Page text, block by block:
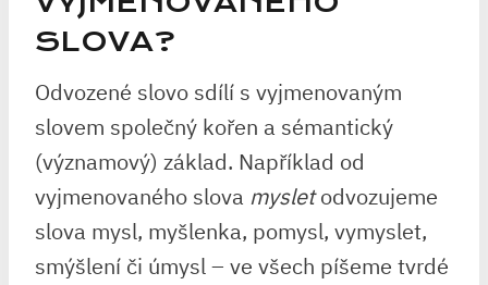
SLOVA?
Odvozené slovo sdílí s vyjmenovaným
slovem společný kořen a sémantický
(významový) základ. Například od
vyjmenovaného slova mysletodvozujeme
slova mysl, myšlenka, pomysl, vymyslet,
smýšlení či úmysl – ve všech píšeme tvrdé